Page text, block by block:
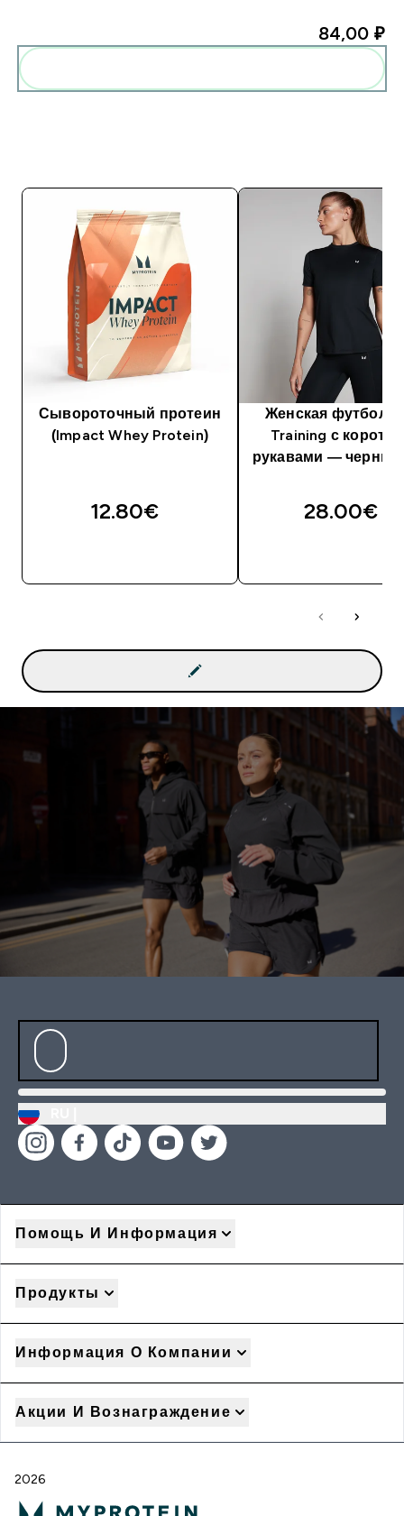
84,00 ₽‎
Сывороточный протеин
(Impact Whey Protein)
12.80€‎
Женская футболка
Training с
рукавами — черный
28.00€‎
Помощь И Информация
Продукты
Информация О Компании
Акции И Вознаграждение
2026